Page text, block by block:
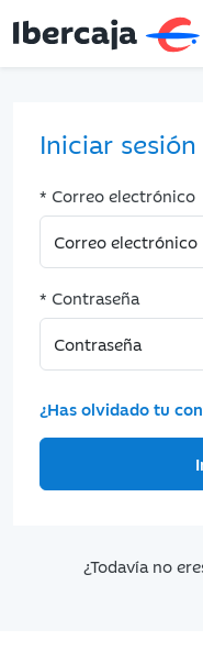
Iniciar sesión
* Correo electrónico
* Contraseña
¿Has olvidado tu
¿Todavía no